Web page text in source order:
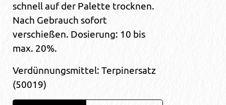
schnell auf der Palette trocknen.
Nach Gebrauch sofort
verschießen. Dosierung: 10 bis
max. 20%.
Verdünnungsmittel: Terpinersatz
(50019)